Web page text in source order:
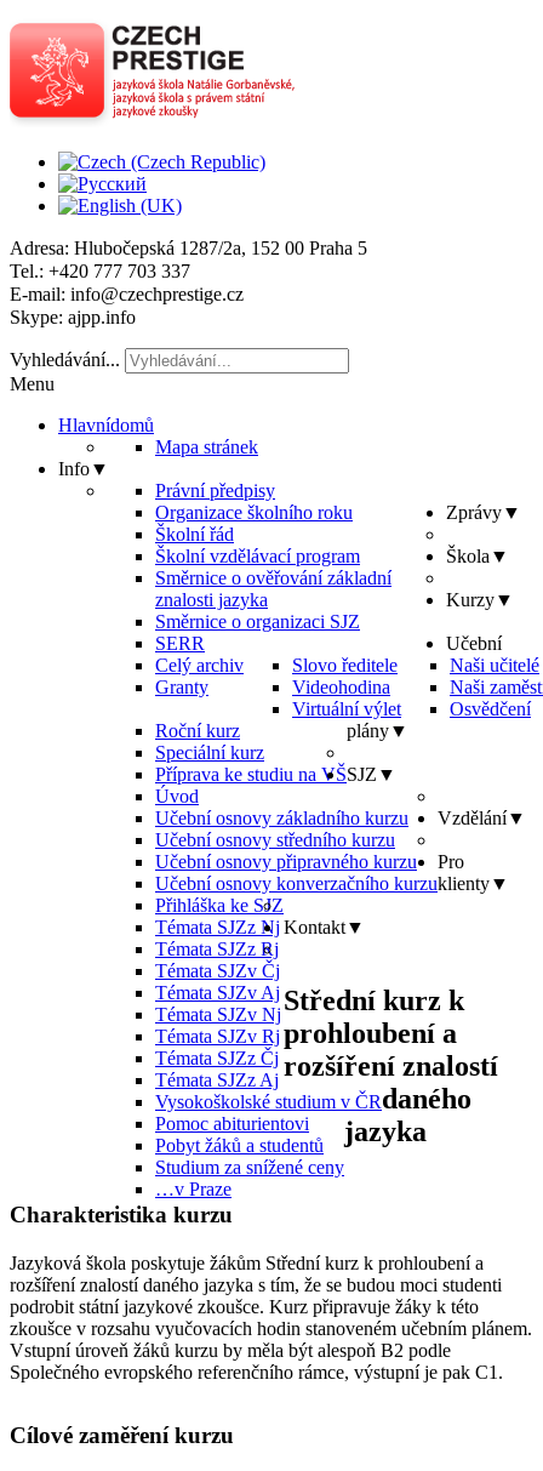
Adresa: Hlubočepská 1287/2a, 152 00 Praha 5
Tel.: +420 777 703 337
E-mail: info@czechprestige.cz
Skype: ajpp.info
Vyhledávání...
Menu
Hlavnídomů
Mapa stránek
Info▼
Právní předpisy
Organizace školního roku
Školní řád
Školní vzdělávací program
Směrnice o ověřování základní
znalosti jazyka
Směrnice o organizaci SJZ
SERR
Zprávy▼
Celý archiv
Granty
Škola ▼
Slovo ředitele
Videohodina
Virtuální výlet
Naši učitelé
Naši
Osvědčení
Kurzy▼
Roční kurz
Speciální kurz
Příprava ke studiu na VŠ
Učební
plány▼
Úvod
Učební osnovy základního kurzu
Učební osnovy středního kurzu
Učební osnovy připravného kurzu
Učební osnovy konverzačního kurzu
SJZ ▼
Přihláška ke SJZ
Témata SJZz Nj
Témata SJZz Rj
Témata SJZv Čj
Témata SJZv Aj
Témata SJZv Nj
Témata SJZv Rj
Témata SJZz Čj
Témata SJZz Aj
Vzdělání▼
Vysokoškolské studium v ČR
Pro
klienty▼
Pomoc abiturientovi
Pobyt žáků a studentů
Studium za snížené ceny
Kontakt▼
…v Praze
Střední kurz k
prohloubení a
rozšíření znalostí
daného
jazyka
Charakteristika kurzu
Jazyková škola poskytuje žákům Střední kurz k prohloubení a
rozšíření znalostí daného jazyka s tím, že se budou moci studenti
podrobit státní jazykové zkoušce. Kurz připravuje žáky k této
zkoušce v rozsahu vyučovacích hodin stanoveném učebním plánem.
Vstupní úroveň žáků kurzu by měla být alespoň B2 podle
Společného evropského referenčního rámce, výstupní je pak C1.
Cílové zaměření kurzu